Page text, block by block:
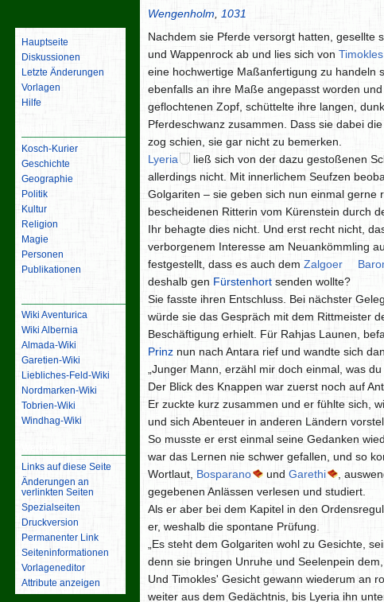
springen
springen
Wengenholm, 1031
Nachdem sie Pferde versorgt hatten, gesellte
und Wappenrock ab und lies sich von Timokles
eine hochwertige Maßanfertigung zu handeln
ebenfalls an ihre Maße angepasst worden
geflochtenen Zopf, schüttelte ihre langen,
Pferdeschwanz zusammen. Dass sie dabei
zog schien, sie gar nicht zu bemerken.
Lyeria
ließ sich von der dazu gestoßenen
allerdings nicht. Mit innerlichem Seufzen
Golgariten – sie geben sich nun einmal
bescheidenen Ritterin vom Kürenstein durch
Ihr behagte dies nicht. Und erst recht nicht,
verborgenem Interesse am Neuankömmling
festgestellt, dass es auch dem Zalgoer
deshalb gen Fürstenhort senden wollte?
Sie fasste ihren Entschluss. Bei nächster
würde sie das Gespräch mit dem Rittmeister
Beschäftigung erhielt. Für Rahjas Launen,
Prinz nun nach Antara rief und wandte sich
„Junger Mann, erzähl mir doch einmal, was
Der Blick des Knappen war zuerst noch auf
Er zuckte kurz zusammen und er fühlte sich,
und sich Abenteuer in anderen Ländern
So musste er erst einmal seine Gedanken
war das Lernen nie schwer gefallen, und so
Wortlaut, Bosparano und Garethi
,
gegebenen Anlässen verlesen und studiert.
Als er aber bei dem Kapitel in den
er, weshalb die spontane Prüfung.
„Es steht dem Golgariten wohl zu Gesichte,
denn sie bringen Unruhe und Seelenpein
Und Timokles' Gesicht gewann wiederum an
weiter aus dem Gedächtnis, bis Lyeria ihn
Hauptseite
Diskussionen
Letzte Änderungen
Vorlagen
Hilfe
Kosch-Kurier
Geschichte
Geographie
Politik
Kultur
Religion
Magie
Personen
Publikationen
Wiki Aventurica
Wiki Albernia
Almada-Wiki
Garetien-Wiki
Liebliches-Feld-Wiki
Nordmarken-Wiki
Tobrien-Wiki
Windhag-Wiki
Links auf diese Seite
Änderungen an
verlinkten Seiten
Spezialseiten
Druckversion
Permanenter Link
Seiten­­informationen
Vorlageneditor
Attribute anzeigen